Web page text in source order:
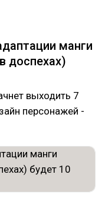
манги
доспехах)
выходить 7
персонажей -